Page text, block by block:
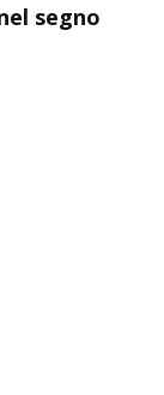
segno